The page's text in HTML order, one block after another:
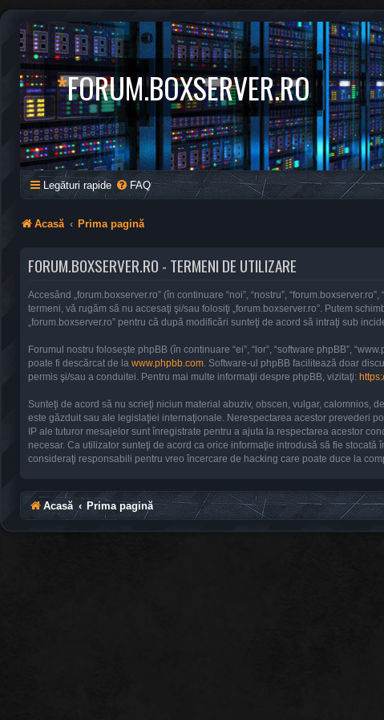
*FORUM.BOXSERVER.RO
Legături rapide FAQ
Acasă Prima pagină
FORUM.BOXSERVER.RO - TERMENI DE UTILIZARE
Accesând „forum.boxserver.ro” (în continuare “noi”, “nostru”,
termeni, vă rugăm să nu accesaţi şi/sau folosiţi „forum.boxserver.ro”. Putem
„forum.boxserver.ro” pentru că după modificări sunteţi de acord să intraţi sub
Forumul nostru foloseşte phpBB (în continuare “ei”, “lor”, “software phpBB”,
poate fi descărcat de la www.phpbb.com . Software-ul phpBB facilitează doar
permis şi/sau a conduitei. Pentru mai multe informaţii despre phpBB, vizitaţi:
Sunteţi de acord să nu scrieţi niciun material abuziv, obscen, vulgar, calomnios,
este găzduit sau ale legislaţiei internaţionale. Nerespectarea acestor prevederi
IP ale tuturor mesajelor sunt înregistrate pentru a ajuta la respectarea acestor
necesar. Ca utilizator sunteţi de acord ca orice informaţie introdusă să fie
consideraţi responsabili pentru vreo încercare de hacking care poate duce la
Acasă Prima pagină